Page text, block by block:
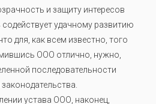
и защиту интересов
содействует удачному развитию
для, как всем известно, того
ООО отлично, нужно,
последовательности
устава ООО, наконец,